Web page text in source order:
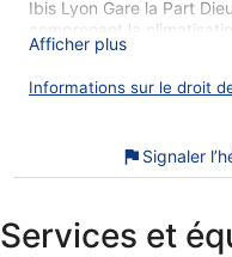
Ibis Lyon Gare la Part
comprenant la
articles de toilette
pouces donne accès aux
Cet hôtel de Lyon offre
(vitesse : 25 Mbit/s ou
et le remplacement des
Afficher plus
Informations sur le droit
Signaler
Services et